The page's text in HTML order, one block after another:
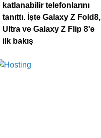
katlanabilir telefonlarını
tanıttı. İşte Galaxy Z Fold8,
Ultra ve Galaxy Z Flip 8’e
ilk bakış